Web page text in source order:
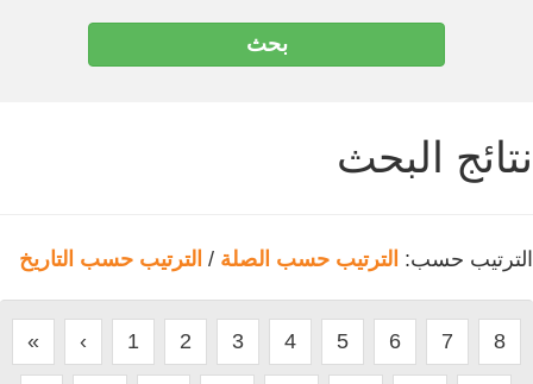
نتائج البحث
الترتيب حسب: الترتيب حسب الصلة / الترتيب حسب التاريخ
« ‹ 1 2 3 4 5 6 7 8